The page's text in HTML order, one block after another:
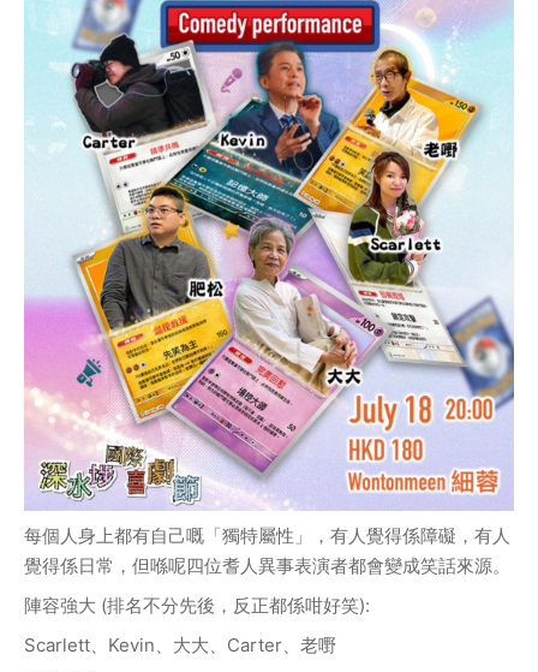
每個人身上都有自己嘅「獨特屬性」，有人覺得係障礙，有人
覺得係日常，但喺呢四位耆人異事表演者都會變成笑話來源。
陣容強大 (排名不分先後，反正都係咁好笑):
Scarlett、Kevin、大大、Carter、老嘢